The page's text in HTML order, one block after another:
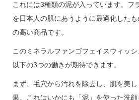
これには3種類の泥が入っています。フ
を日本人の肌にあうように最適化した
の高い商品です。
このミネラルファンゴフェイスウィッ
以下の3つの働きが期待できます。
まず、毛穴から汚れを除去し、肌を美
果。これはいかにも「泥」を使った洗